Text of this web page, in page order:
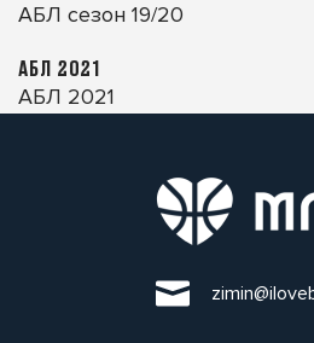
АБЛ сезон 19/20
АБЛ 2021
АБЛ 2021